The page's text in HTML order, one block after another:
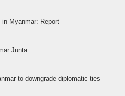
in Myanmar: Report
Junta
to downgrade diplomatic ties